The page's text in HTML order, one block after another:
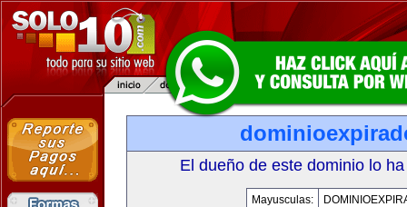
El dueño de este dominio lo
Mayusculas: